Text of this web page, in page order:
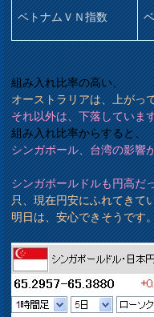
ベトナムＶＮ指数
組み入れ比率の高い、
オーストラリアは、上がっ
それ以外は、下落していま
組み入れ比率からすると、
シンガポール、台湾の影響
シンガポールドルも円高だ
只、現在円安にふれてきて
明日は、安心できそうです